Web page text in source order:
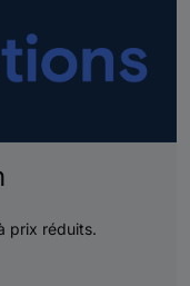
prix réduits.